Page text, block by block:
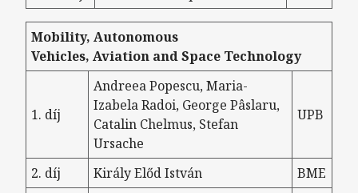
Mobility, Autonomous
Vehicles, Aviation and Space Technology
1. díj
Andreea Popescu, Maria-
Izabela Radoi, George Pâslaru,
Catalin Chelmus, Stefan
Ursache
UPB
2. díj Király Előd István
BME